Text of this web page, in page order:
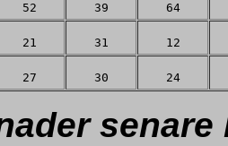
52 39 64
21 31 12
27 30 24